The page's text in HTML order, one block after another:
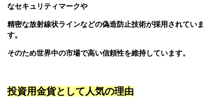
なセキュリティマークや
精密な放射線状ラインなどの偽造防止技術が採用されていま
す。
そのため世界中の市場で高い信頼性を維持しています。
投資用金貨として人気の理由